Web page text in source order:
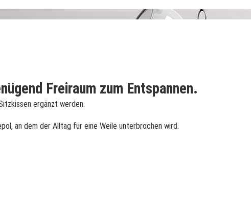
Freiraum zum Entspannen.
ergänzt werden.
an dem der Alltag für eine Weile unterbrochen wird.